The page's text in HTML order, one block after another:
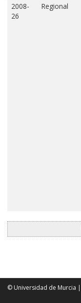
2008-
26
Regional
© Universidad de Murcia |